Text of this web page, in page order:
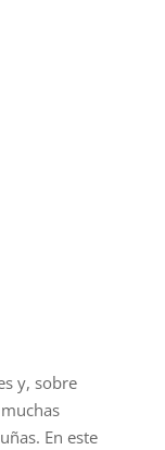
y, sobre
En este